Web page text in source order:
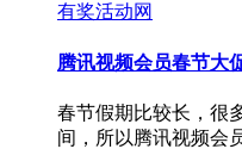
有奖活动网
腾讯视频会员春节大
春节假期比较长，很
间，所以腾讯视频会